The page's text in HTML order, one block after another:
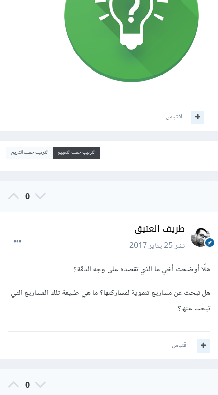
اقتباس
الترتيب حسب التقييم الترتيب حسب التاريخ
0
طريف العتيق
نشر25 يناير 2017
هلّا أوضحت أخي ما الذي تقصده على وجه الدقة؟
هل تبحث عن مشاريع تنموية لمشاركتها؟ ما هي طبيعة تلك المشاريع التي
تبحث عنها؟
اقتباس
0